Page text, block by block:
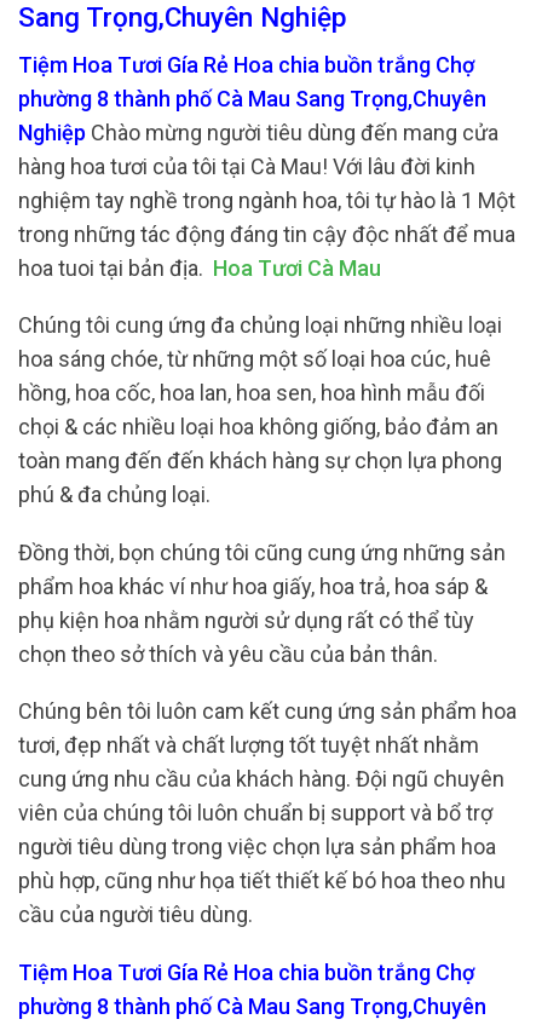
Sang Trọng,Chuyên Nghiệp
Tiệm Hoa Tươi Gía Rẻ Hoa chia buồn trắng Chợ
phường 8 thành phố Cà Mau Sang Trọng,Chuyên
Nghiệp Chào mừng người tiêu dùng đến mang cửa
hàng hoa tươi của tôi tại Cà Mau! Với lâu đời kinh
nghiệm tay nghề trong ngành hoa, tôi tự hào là 1 Một
trong những tác động đáng tin cậy độc nhất để mua
hoa tuoi tại bản địa. Hoa Tươi Cà Mau
Chúng tôi cung ứng đa chủng loại những nhiều loại
hoa sáng chóe, từ những một số loại hoa cúc, huê
hồng, hoa cốc, hoa lan, hoa sen, hoa hình mẫu đối
chọi & các nhiều loại hoa không giống, bảo đảm an
toàn mang đến đến khách hàng sự chọn lựa phong
phú & đa chủng loại.
Đồng thời, bọn chúng tôi cũng cung ứng những sản
phẩm hoa khác ví như hoa giấy, hoa trả, hoa sáp &
phụ kiện hoa nhằm người sử dụng rất có thể tùy
chọn theo sở thích và yêu cầu của bản thân.
Chúng bên tôi luôn cam kết cung ứng sản phẩm hoa
tươi, đẹp nhất và chất lượng tốt tuyệt nhất nhằm
cung ứng nhu cầu của khách hàng. Đội ngũ chuyên
viên của chúng tôi luôn chuẩn bị support và bổ trợ
người tiêu dùng trong việc chọn lựa sản phẩm hoa
phù hợp, cũng như họa tiết thiết kế bó hoa theo nhu
cầu của người tiêu dùng.
Tiệm Hoa Tươi Gía Rẻ Hoa chia buồn trắng Chợ
phường 8 thành phố Cà Mau Sang Trọng,Chuyên